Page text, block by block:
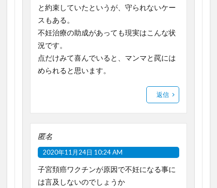
と約束していたというが、守られないケー
スもある。
不妊治療の助成があっても現実はこんな状
況です。
点だけみて喜んでいると、マンマと罠には
められると思います。
返信
匿名
2020年11月24日 10:24 AM
子宮頚癌ワクチンが原因で不妊になる事に
は言及しないのでしょうか